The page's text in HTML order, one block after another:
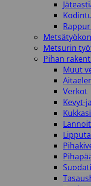
Metsurin
Pihan
Muut
Verkot
Kevyt-